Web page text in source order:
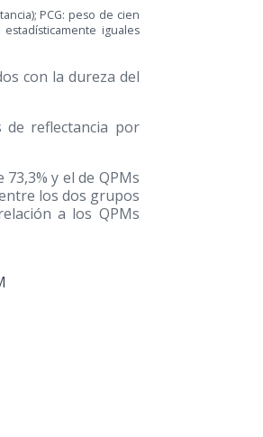
PCG: peso de cien
iguales
con la dureza del
de reflectancia por
y el de QPMs
los dos grupos
a los QPMs